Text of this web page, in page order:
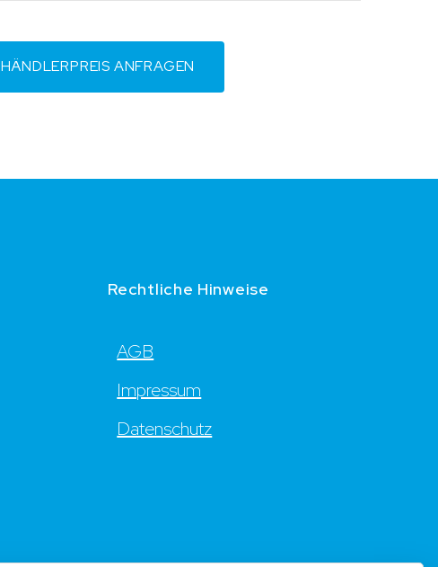
HÄNDLERPREIS ANFRAGEN
Rechtliche Hinweise
AGB
Impressum
Datenschutz